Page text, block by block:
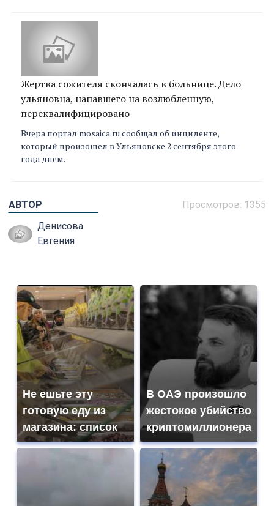
Жертва сожителя скончалась в больнице. Дело
ульяновца, напавшего на возлюбленную,
переквалифицировано
Вчера портал mosaica.ru сообщал об инциденте,
который произошел в Ульяновске 2 сентября этого
года днем.
Просмотров: 1355
АВТОР
Денисова
Евгения
Не ешьте эту
готовую еду из
магазина: список
В ОАЭ произошло
жестокое убийство
криптомиллионера